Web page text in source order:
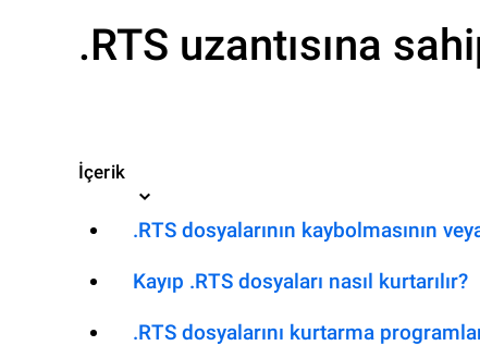
.RTS uzantısına
İçerik
.RTS dosyalarının kaybolmasının
Kayıp .RTS dosyaları nasıl kurtarılır?
.RTS dosyalarını kurtarma